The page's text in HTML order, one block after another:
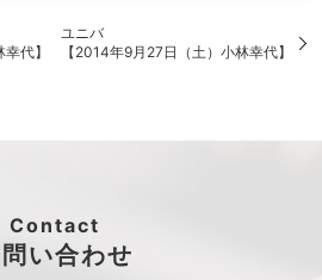
代】
ユニバ
【2014年9月27日（土）小林幸代】
Contact
い合わせ